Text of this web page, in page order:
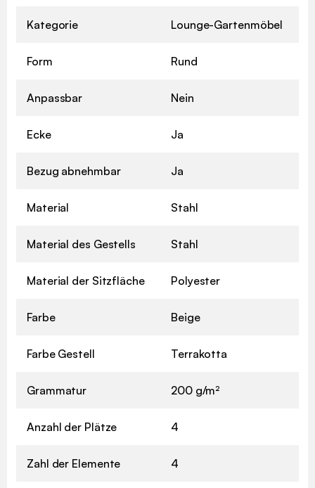
Kategorie Lounge-Gartenmöbel
Form Rund
Anpassbar Nein
Ecke Ja
Bezug abnehmbar Ja
Material Stahl
Material des Gestells Stahl
Material der Sitzfläche Polyester
Farbe Beige
Farbe Gestell Terrakotta
Grammatur 200 g/m²
Anzahl der Plätze 4
Zahl der Elemente 4